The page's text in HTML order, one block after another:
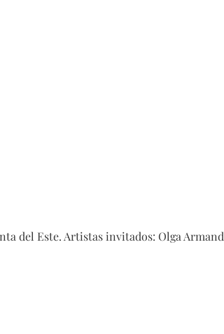
del Este. Artistas invitados: Olga Armand